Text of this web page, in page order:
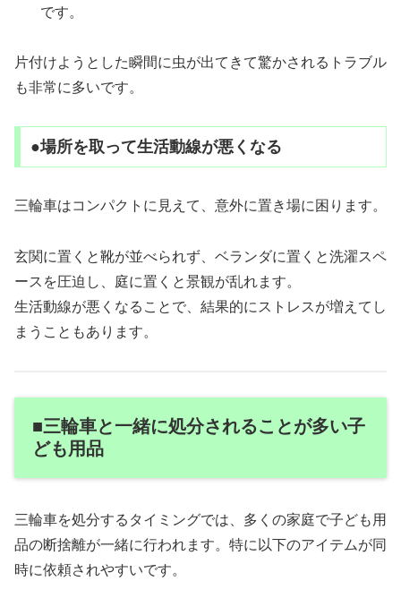
です。
片付けようとした瞬間に虫が出てきて驚かされるトラブル
も非常に多いです。
●場所を取って生活動線が悪くなる
三輪車はコンパクトに見えて、意外に置き場に困ります。
玄関に置くと靴が並べられず、ベランダに置くと洗濯スペ
ースを圧迫し、庭に置くと景観が乱れます。
生活動線が悪くなることで、結果的にストレスが増えてし
まうこともあります。
■三輪車と一緒に処分されることが多い子
ども用品
三輪車を処分するタイミングでは、多くの家庭で子ども用
品の断捨離が一緒に行われます。特に以下のアイテムが同
時に依頼されやすいです。